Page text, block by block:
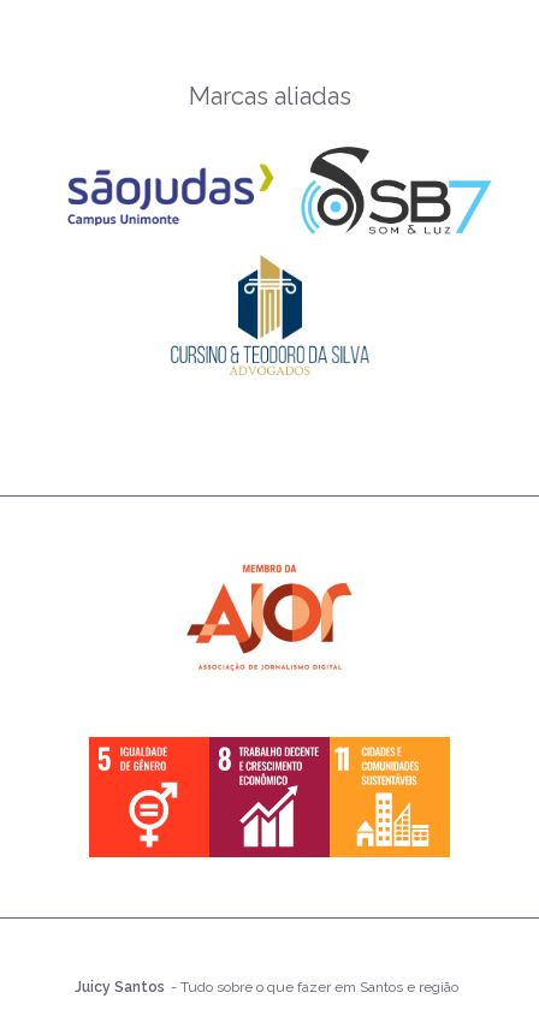
Marcas aliadas
Juicy Santos - Tudo sobre o que fazer em Santos e região